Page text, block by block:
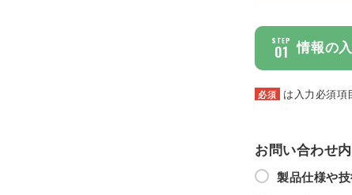
STEP
01 情報の
必須 は入力必須項
お問い合わせ
製品仕様や